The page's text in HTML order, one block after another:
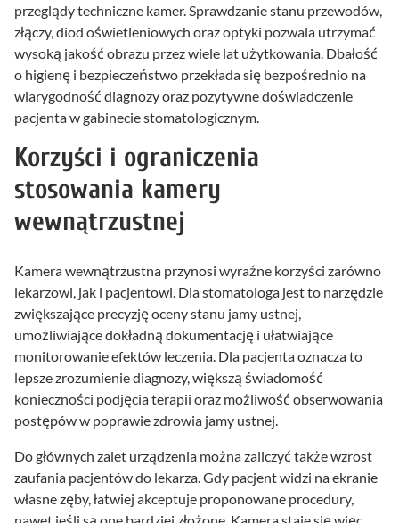
przeglądy techniczne kamer. Sprawdzanie stanu przewodów,
złączy, diod oświetleniowych oraz optyki pozwala utrzymać
wysoką jakość obrazu przez wiele lat użytkowania. Dbałość
o higienę i bezpieczeństwo przekłada się bezpośrednio na
wiarygodność diagnozy oraz pozytywne doświadczenie
pacjenta w gabinecie stomatologicznym.
Korzyści i ograniczenia
stosowania kamery
wewnątrzustnej
Kamera wewnątrzustna przynosi wyraźne korzyści zarówno
lekarzowi, jak i pacjentowi. Dla stomatologa jest to narzędzie
zwiększające precyzję oceny stanu jamy ustnej,
umożliwiające dokładną dokumentację i ułatwiające
monitorowanie efektów leczenia. Dla pacjenta oznacza to
lepsze zrozumienie diagnozy, większą świadomość
konieczności podjęcia terapii oraz możliwość obserwowania
postępów w poprawie zdrowia jamy ustnej.
Do głównych zalet urządzenia można zaliczyć także wzrost
zaufania pacjentów do lekarza. Gdy pacjent widzi na ekranie
własne zęby, łatwiej akceptuje proponowane procedury,